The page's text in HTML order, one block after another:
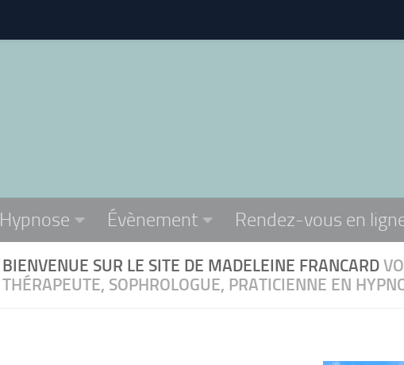
Hypnose Évènement Rendez-vous en
BIENVENUE SUR LE SITE DE MADELEINE FRANCARD
THÉRAPEUTE, SOPHROLOGUE, PRATICIENNE EN